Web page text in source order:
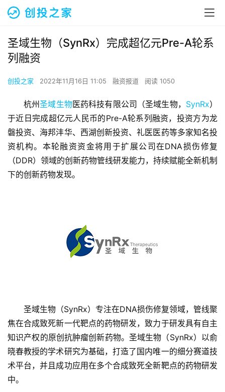
页
融
资
报
道
圣域生物（SynRx）完成超亿元Pre-A轮系
列融资
创投之家 2022年11月16日 11:05 融资报道 阅读 1050
杭州圣域生物医药科技有限公司（圣域生物， SynRx）
于近日完成超亿元人民币的Pre-A轮系列融资，投资方为龙
磐投资、海邦沣华、西湖创新投资、礼医医药等多家知名投
资机构。本轮融资资金将用于扩展公司在DNA损伤修复
（DDR）领域的创新药物管线研发能力，持续赋能全新机制
下的创新药物发现。
圣域生物（SynRx）专注在DNA损伤修复领域，管线聚
焦在合成致死新一代靶点的药物研发，致力于研发具有自主
知识产权的原创抗肿瘤创新药物。圣域生物（SynRx）以俞
晓春教授的学术研究为基础，打造了国内唯一的细分赛道技
术平台，并且成功应用在多个合成致死全新靶点的药物研发
中。